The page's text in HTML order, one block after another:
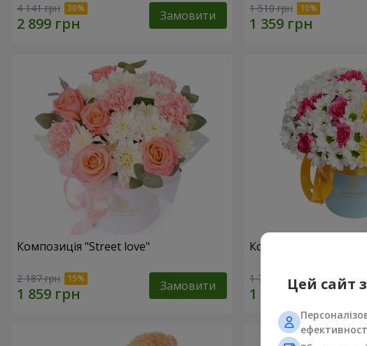
4 141 грн Замовити 1 510 грн
Композиція "Street love"
2 187 грн Замовити
Композиція "Щастя -
1 749 грнЦей сайт